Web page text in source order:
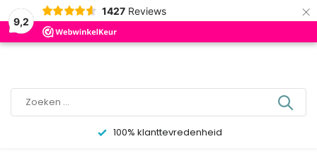
9,2
1427 Reviews ×
0
100% klanttevredenheid